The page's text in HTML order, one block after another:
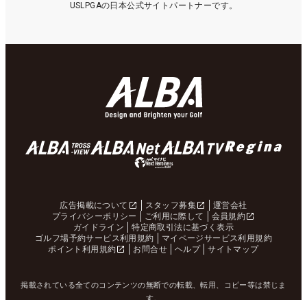
USLPGAの日本公式サイトパートナーです。
広告掲載について スタッフ募集
運営会社
プライバシーポリシー
ご利用に際して
会員規約
ガイドライン
特定商取引法に基づく表示
ゴルフ場予約サービス利用規約
マイページサービス利用規約
ポイント利用規約
お問合せ ヘルプ サイトマップ
掲載されている全てのコンテンツの無断での転載、転用、コピー等は禁じま